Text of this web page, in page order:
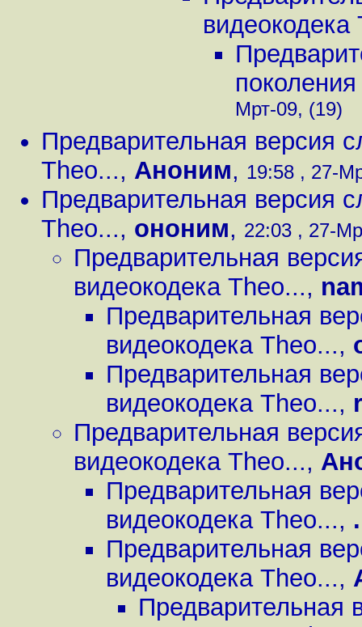
видеокодека
Мрт-09, (19)
Предварительная версия
Theo..., Аноним, 19:58 , 27-
Предварительная версия
Theo..., ононим, 22:03 , 27-
Предварительная
видеокодека Theo...,
Предварительная
видеокодека Theo...,
Предварительная
видеокодека Theo...,
Предварительная
видеокодека Theo...,
Предварительная
видеокодека Theo..., .
Предварительная
видеокодека Theo...,
Предварительная